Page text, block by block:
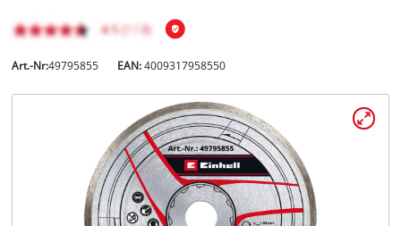
Deutsch
Art.-Nr:49795855 EAN:4009317958550